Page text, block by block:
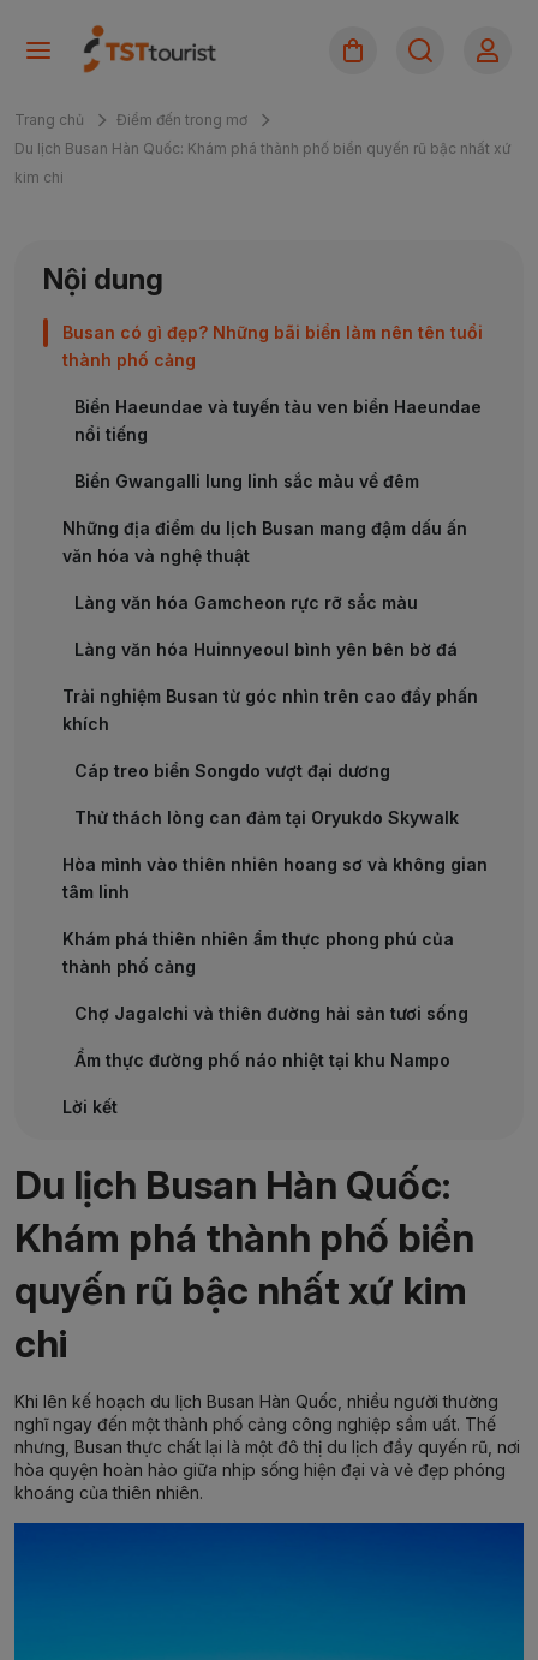
Trang chủ
Điểm đến trong mơ
Du lịch Busan Hàn Quốc: Khám phá thành phố biển quyến rũ bậc nhất xứ
kim chi
Nội dung
Busan có gì đẹp? Những bãi biển làm nên tên tuổi
thành phố cảng
Biển Haeundae và tuyến tàu ven biển Haeundae
nổi tiếng
Biển Gwangalli lung linh sắc màu về đêm
Những địa điểm du lịch Busan mang đậm dấu ấn
văn hóa và nghệ thuật
Làng văn hóa Gamcheon rực rỡ sắc màu
Làng văn hóa Huinnyeoul bình yên bên bờ đá
Trải nghiệm Busan từ góc nhìn trên cao đầy phấn
khích
Cáp treo biển Songdo vượt đại dương
Thử thách lòng can đảm tại Oryukdo Skywalk
Hòa mình vào thiên nhiên hoang sơ và không gian
tâm linh
Khám phá thiên nhiên ẩm thực phong phú của
thành phố cảng
Chợ Jagalchi và thiên đường hải sản tươi sống
Ẩm thực đường phố náo nhiệt tại khu Nampo
Lời kết
Du lịch Busan Hàn Quốc:
Khám phá thành phố biển
quyến rũ bậc nhất xứ kim
chi
Khi lên kế hoạch du lịch Busan Hàn Quốc , nhiều người thường
nghĩ ngay đến một thành phố cảng công nghiệp sầm uất. Thế
nhưng, Busan thực chất lại là một đô thị du lịch đầy quyến rũ, nơi
hòa quyện hoàn hảo giữa nhịp sống hiện đại và vẻ đẹp phóng
khoáng của thiên nhiên.